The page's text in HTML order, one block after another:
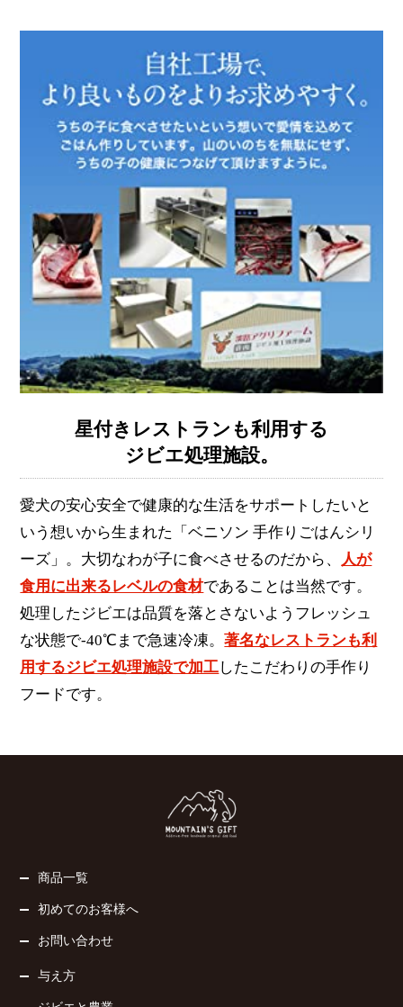
星付きレストランも利用する
ジビエ処理施設。
愛犬の安心安全で健康的な生活をサポートしたいと
いう想いから生まれた「ベニソン 手作りごはんシリ
ーズ」。大切なわが子に食べさせるのだから、
人が
食用に出来るレベルの食材であることは当然です。
処理したジビエは品質を落とさないようフレッシュ
な状態で-40℃まで急速冷凍。著名なレストランも利
用するジビエ処理施設で加工したこだわりの手作り
フードです。
商品一覧
初めてのお客様へ
お問い合わせ
与え方